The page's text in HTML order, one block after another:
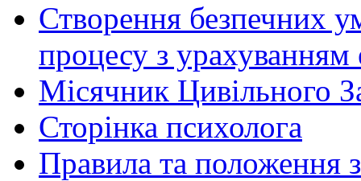
Створення безпечних
процесу з урахуванням
Місячник Цивільного
Сторінка психолога
Правила та положення